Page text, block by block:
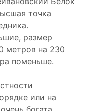
точка
размер
метров на 230
поменьше.
или на